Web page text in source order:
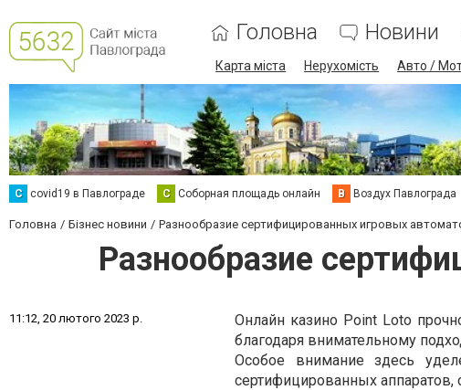
Головна Новини
Карта міста Нерухомість Авто /
C covid19 в Павлограде С Соборная площадь онлайн В Воздух Павлограда
Головна Бізнес новини Разнообразие сертифицированных игровых
Разнообразие
1 1 :12, 20 лютого 2023 р.
Онлайн казино Point Loto
благодаря внимательному
Особое внимание здесь
сертифицированных